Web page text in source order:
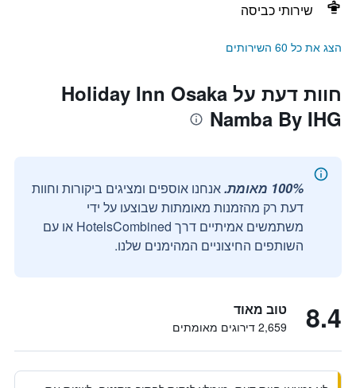
שירותי כביסה
הצג את כל 60 השירותים
חוות דעת על Holiday Inn Osaka
Namba By IHG
100% מאומת.
אנחנו אוספים ומציגים ביקורות וחוות
דעת רק מהזמנות מאומתות שבוצעו על ידי
משתמשים אמיתיים דרך HotelsCombined או עם
השותפים החיצוניים המהימנים שלנו.
8.4 טוב מאוד
2,659 דירוגים מאומתים